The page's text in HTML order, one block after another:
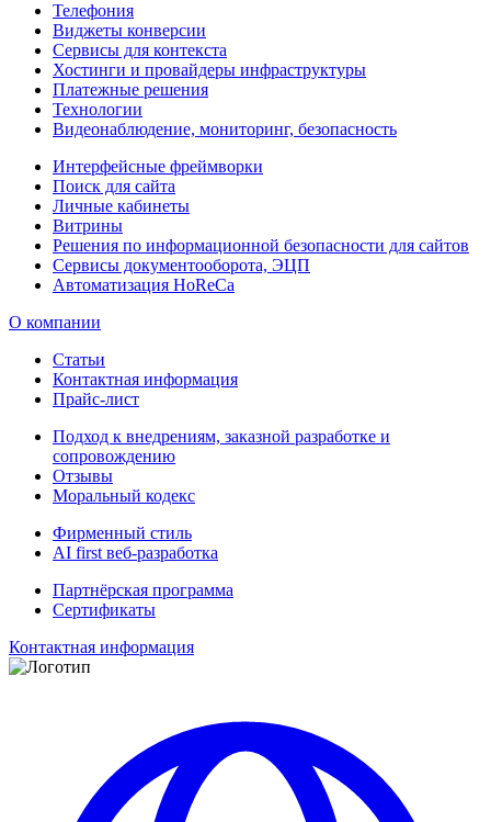
Телефония
Виджеты конверсии
Сервисы для контекста
Хостинги и провайдеры инфраструктуры
Платежные решения
Технологии
Видеонаблюдение, мониторинг, безопасность
Интерфейсные фреймворки
Поиск для сайта
Личные кабинеты
Витрины
Решения по информационной безопасности для сайтов
Сервисы документооборота, ЭЦП
Автоматизация HoReCa
О компании
Статьи
Контактная информация
Прайс-лист
Подход к внедрениям, заказной разработке и
сопровождению
Отзывы
Моральный кодекс
Фирменный стиль
AI first веб-разработка
Партнёрская программа
Сертификаты
Контактная информация